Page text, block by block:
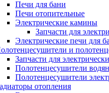
Печи для бани
Печи отопительные
Электрические камины
Запчасти для
Электрические печи для
и
Запчасти для
Полотенцесушители
Полотенцесушители
отопления